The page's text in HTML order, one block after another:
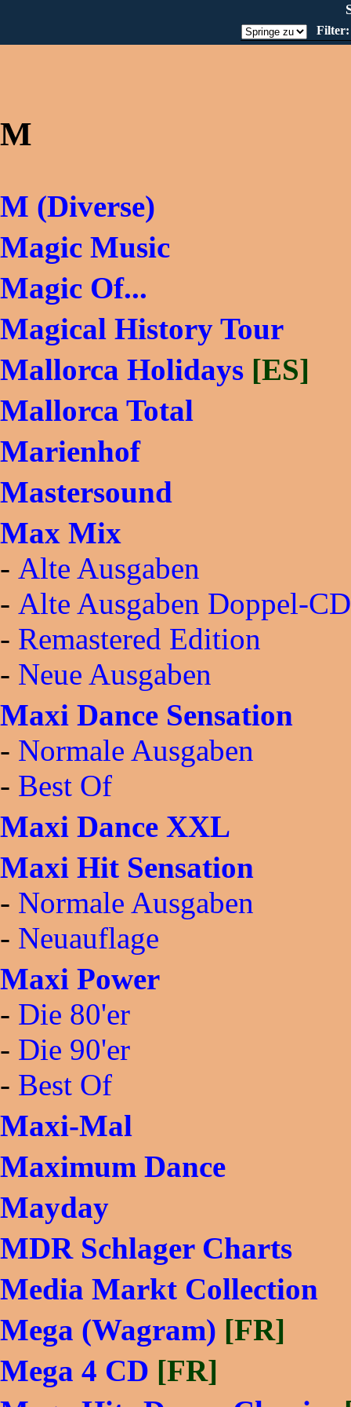
Lovestern Galaktika
M
M (Diverse)
Magic Music
Magic Of...
Magical History Tour
Mallorca Holidays [ES]
Mallorca Total
Marienhof
Mastersound
Max Mix
- Alte Ausgaben
- Alte Ausgaben Doppel-
- Remastered Edition
- Neue Ausgaben
Maxi Dance Sensation
- Normale Ausgaben
- Best Of
Maxi Dance XXL
Maxi Hit Sensation
- Normale Ausgaben
- Neuauflage
Maxi Power
- Die 80'er
- Die 90'er
- Best Of
Maxi-Mal
Maximum Dance
Mayday
MDR Schlager Charts
Media Markt Collection
Mega (Wagram) [FR]
Mega 4 CD [FR]